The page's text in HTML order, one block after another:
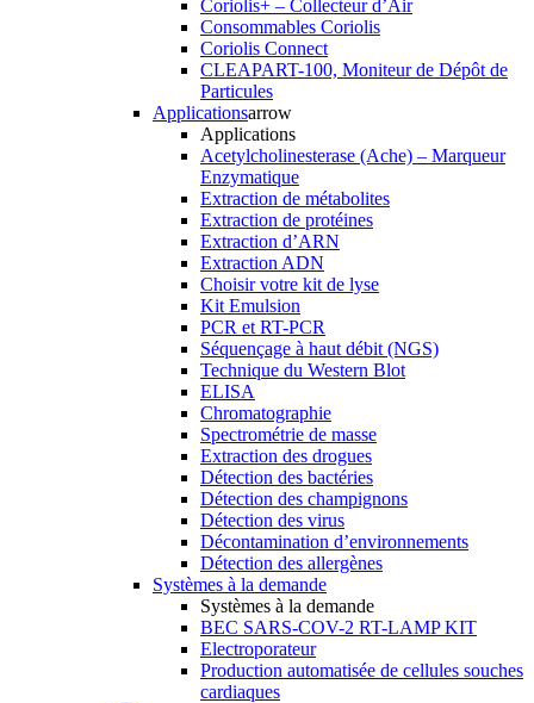
Coriolis+ – Collecteur d’Air
Consommables Coriolis
Coriolis Connect
CLEAPART-100, Moniteur de Dépôt de
Particules
Applicationsarrow
Applications
Acetylcholinesterase (Ache) – Marqueur
Enzymatique
Extraction de métabolites
Extraction de protéines
Extraction d’ARN
Extraction ADN
Choisir votre kit de lyse
Kit Emulsion
PCR et RT-PCR
Séquençage à haut débit (NGS)
Technique du Western Blot
ELISA
Chromatographie
Spectrométrie de masse
Extraction des drogues
Détection des bactéries
Détection des champignons
Détection des virus
Décontamination d’environnements
Détection des allergènes
Systèmes à la demande
Systèmes à la demande
BEC SARS-COV-2 RT-LAMP KIT
Electroporateur
Production automatisée de cellules souches
cardiaques